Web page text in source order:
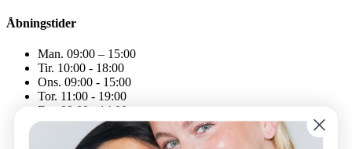
Åbningstider
Man. 09:00 – 15:00
Tir. 10:00 - 18:00
Ons. 09:00 - 15:00
Tor. 11:00 - 19:00
Fre. 09:00 - 14:00
Åbningstiderne kan variere